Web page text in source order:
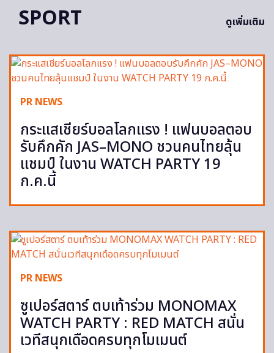
SPORT ดูเพิ่มเติม
PR NEWS
กระแสเชียร์บอลโลกแรง ! แฟนบอลตอบ
รับคึกคัก JAS–MONO ชวนคนไทยลุ้น
แชมป์ ในงาน WATCH PARTY 19
ก.ค.นี้
PR NEWS
ซูเปอร์สตาร์ ตบเท้าร่วม MONOMAX
WATCH PARTY : RED MATCH สนั่น
เวทีสนุกเดือดครบทุกโมเมนต์